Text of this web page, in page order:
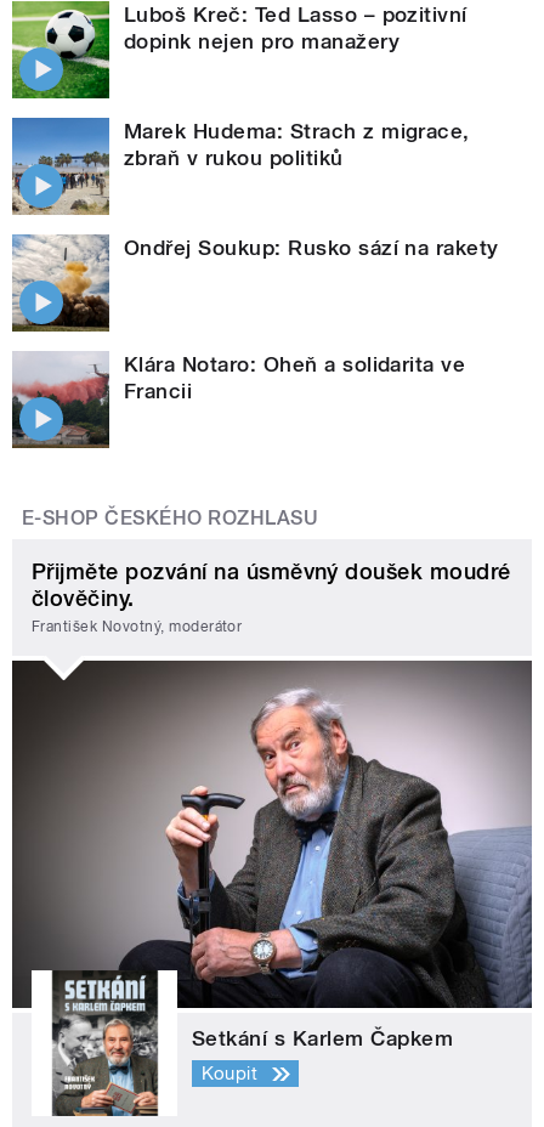
Luboš Kreč: Ted Lasso – pozitivní
dopink nejen pro manažery
Marek Hudema: Strach z migrace,
zbraň v rukou politiků
Ondřej Soukup: Rusko sází na rakety
Klára Notaro: Oheň a solidarita ve
Francii
E-SHOP ČESKÉHO ROZHLASU
Přijměte pozvání na úsměvný doušek moudré
člověčiny.
František Novotný, moderátor
Setkání s Karlem Čapkem
Koupit